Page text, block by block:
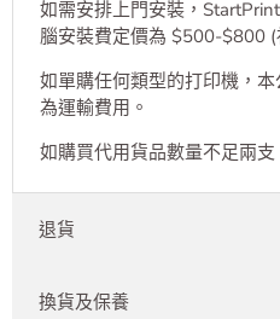
將有專人聯絡送貨安排。
事以了解詳情。
腦安裝費定價為 $500-$800
為運輸費用。